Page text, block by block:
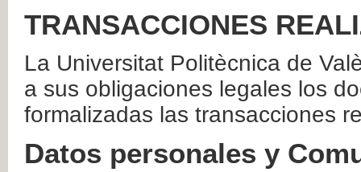
TRANSACCIONES
La Universitat Politècnica de
a sus obligaciones legales los
formalizadas las transacciones
Datos personales y